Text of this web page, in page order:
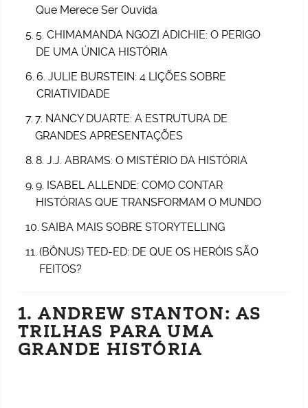
Que Merece Ser Ouvida
5. CHIMAMANDA NGOZI ADICHIE: O PERIGO
DE UMA ÚNICA HISTÓRIA
6. JULIE BURSTEIN: 4 LIÇÕES SOBRE
CRIATIVIDADE
7. NANCY DUARTE: A ESTRUTURA DE
GRANDES APRESENTAÇÕES
8. J.J. ABRAMS: O MISTÉRIO DA HISTÓRIA
9. ISABEL ALLENDE: COMO CONTAR
HISTÓRIAS QUE TRANSFORMAM O MUNDO
SAIBA MAIS SOBRE STORYTELLING
(BÔNUS) TED-ED: DE QUE OS HERÓIS SÃO
FEITOS?
1. ANDREW STANTON: AS
TRILHAS PARA UMA
GRANDE HISTÓRIA